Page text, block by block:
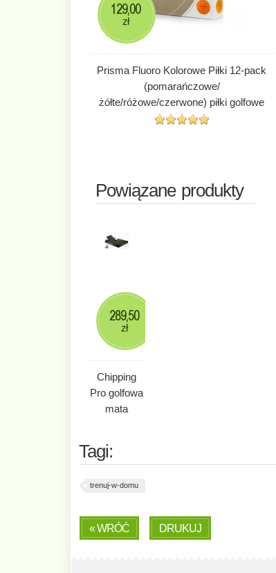
Prisma Fluoro Kolorowe Piłki 12-pack
(pomarańczowe/
żółte/różowe/czerwone) piłki golfowe
129,00
zł
Powiązane produkty
Chipping
Pro golfowa
mata
289,50
zł
Tagi:
trenuj-w-domu
« WRÓĆ DRUKUJ